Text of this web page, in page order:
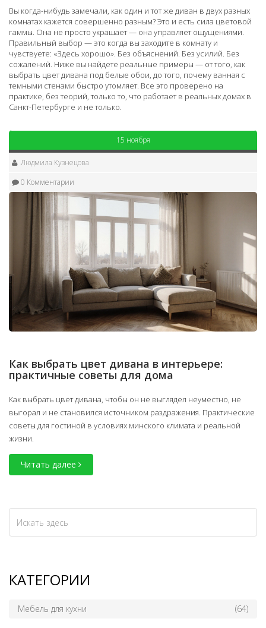
Вы когда-нибудь замечали, как один и тот же диван в двух разных
комнатах кажется совершенно разным? Это и есть сила цветовой
гаммы. Она не просто украшает — она управляет ощущениями.
Правильный выбор — это когда вы заходите в комнату и
чувствуете: «Здесь хорошо». Без объяснений. Без усилий. Без
сожалений. Ниже вы найдете реальные примеры — от того, как
выбрать цвет дивана под белые обои, до того, почему ванная с
темными стенами быстро утомляет. Все это проверено на
практике, без теорий, только то, что работает в реальных домах в
Санкт-Петербурге и не только.
15 ноября
Людмила Кузнецова
0 Комментарии
Как выбрать цвет дивана в интерьере:
практичные советы для дома
Как выбрать цвет дивана, чтобы он не выглядел неуместно, не
выгорал и не становился источником раздражения. Практические
советы для гостиной в условиях минского климата и реальной
жизни.
Читать далее
КАТЕГОРИИ
Мебель для кухни (64)